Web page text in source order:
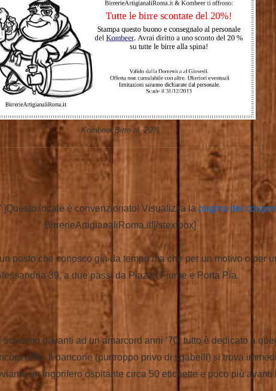
Kombeer Birre al -20%
]Questo locale è convenzionato! Visualizza la pagina dei coupon
BirrerieArtigianaliRoma.it![/stextbox]
posto che conosco già da tempo ma che per un motivo o per
39, a due passi da Piazza Fiume e Porta Pia.
troviamo davanti ad un amarcord anni ’70: tutto è dedicato a
altro. Il bancone (purtroppo privo di sgabelli) si trova
un frigorifero ospitante circa 50 etichette e poco più avanti